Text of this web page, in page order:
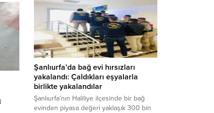
– Siverek ilçesi Hasan Çelebi
Mahallesi’nde bulunan Ahmet Koyuncu
Mesleki...
Şanlıurfa’da bağ evi hırsızları
yakalandı: Çaldıkları eşyalarla
birlikte yakalandılar
Şanlıurfa’nın Haliliye ilçesinde bir bağ
evinden piyasa değeri yaklaşık 300 bin